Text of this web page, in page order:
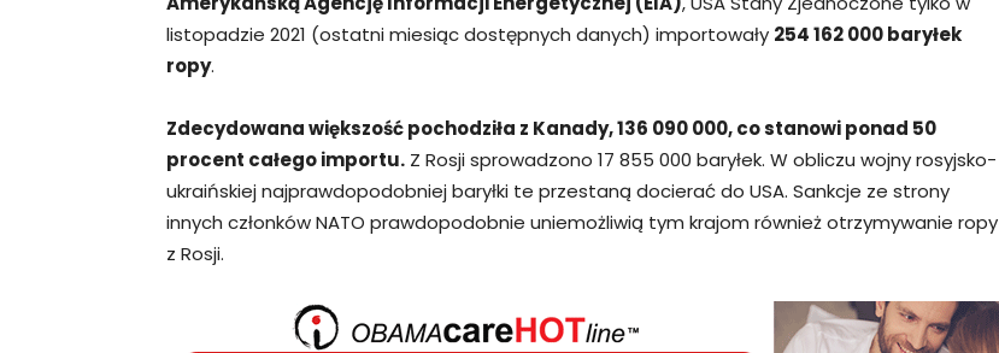
listopadzie 2021 (ostatni miesiąc dostępnych danych) importowały 254 162 000 baryłek
ropy.
Zdecydowana większość pochodziła z Kanady, 136 090 000, co stanowi ponad 50
procent całego importu. Z Rosji sprowadzono 17 855 000 baryłek. W obliczu wojny rosyjsko-
ukraińskiej najprawdopodobniej baryłki te przestaną docierać do USA. Sankcje ze strony
innych członków NATO prawdopodobnie uniemożliwią tym krajom również otrzymywanie ropy
z Rosji.